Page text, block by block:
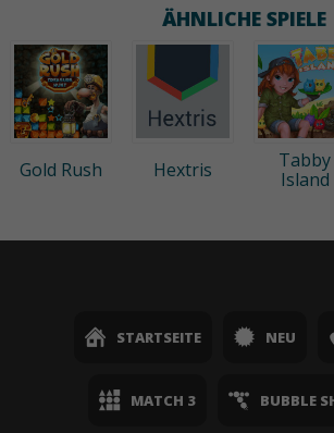
ÄHNLICHE SPIELE
Gold Rush Hextris
Tabby
Island
STARTSEITE NEU
MATCH 3 BUBBLE